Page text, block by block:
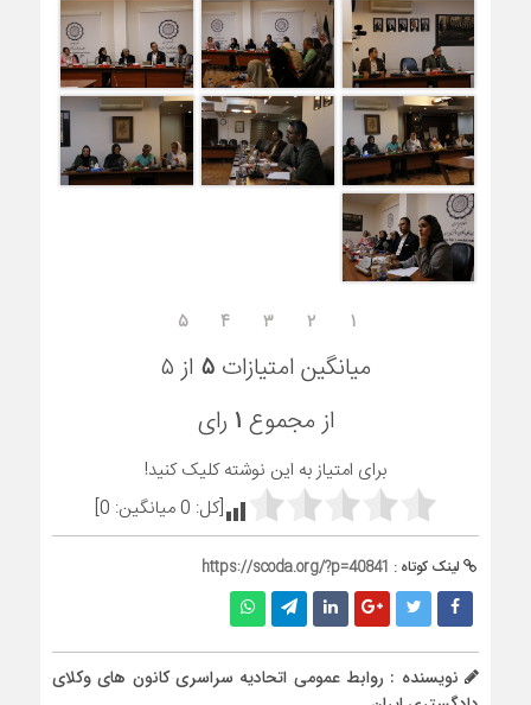
۱ ۲ ۳ ۴ ۵
میانگین امتیازات ۵ از ۵
از مجموع ۱ رای
برای امتیاز به این نوشته کلیک کنید!
[کل: 0میانگین: 0
]
لینک کوتاه : https://scoda.org/?p=40841
نویسنده : روابط عمومی اتحادیه سراسری کانون های وکلای